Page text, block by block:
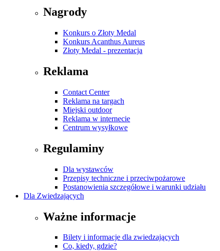
Nagrody
Konkurs o Złoty Medal
Konkurs Acanthus Aureus
Złoty Medal - prezentacja
Reklama
Contact Center
Reklama na targach
Miejski outdoor
Reklama w internecie
Centrum wysyłkowe
Regulaminy
Dla wystawców
Przepisy techniczne i przeciwpożarowe
Postanowienia szczegółowe i warunki udziału
Dla Zwiedzających
Ważne informacje
Bilety i informacje dla zwiedzających
Co, kiedy, gdzie?